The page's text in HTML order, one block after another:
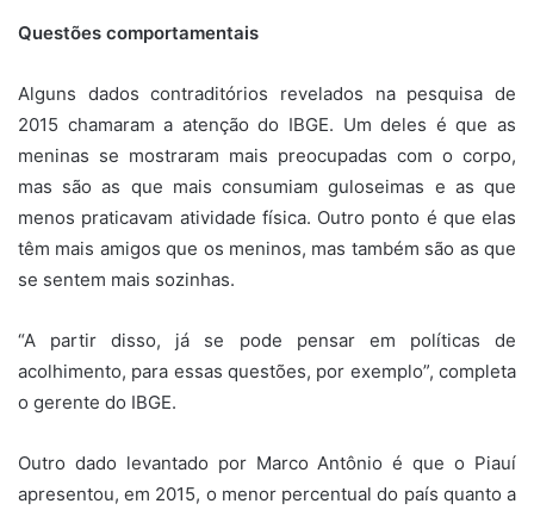
Questões comportamentais
Alguns dados contraditórios revelados na pesquisa de
2015 chamaram a atenção do IBGE. Um deles é que as
meninas se mostraram mais preocupadas com o corpo,
mas são as que mais consumiam guloseimas e as que
menos praticavam atividade física. Outro ponto é que elas
têm mais amigos que os meninos, mas também são as que
se sentem mais sozinhas.
“A partir disso, já se pode pensar em políticas de
acolhimento, para essas questões, por exemplo”, completa
o gerente do IBGE.
Outro dado levantado por Marco Antônio é que o Piauí
apresentou, em 2015, o menor percentual do país quanto a